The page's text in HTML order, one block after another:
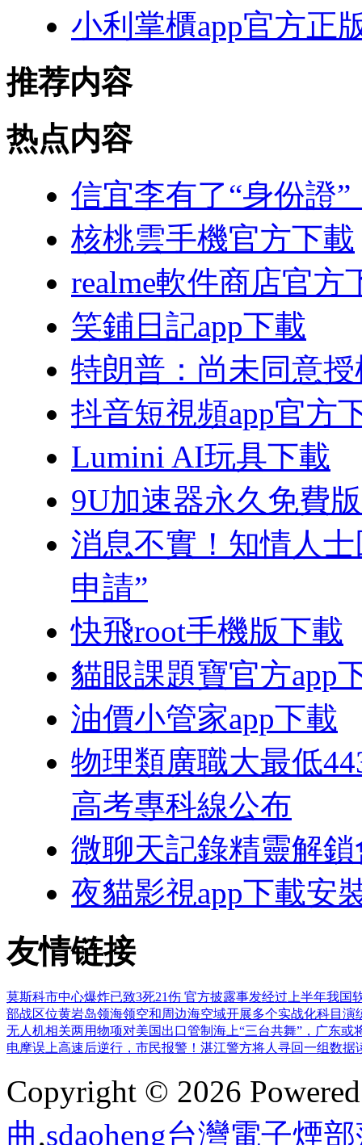
小利掌櫃app官方正
推荐内容
热点内容
信宜李有了“身份證”
核桃雲手機官方下載
realme軟件商店官方
笑鋪日記app下載
特朗普：尚未同意
抖音短視頻app官方
Lumini AI玩具下載
9U加速器永久免費
消息不實！知情人
申請”
快飛root手機版下載
貓眼課題寶官方app
油價小管家app下載
物理類廣職大最低
高考專科線公布
微聊天記錄精靈解
夜貓影視app下載安
友情链接
莫斯科市中心爆炸已致3死21伤 官方披露事发经过 上半年我国
部战区位黄岩岛领海领空和周边海空域开展多个实战化科目演
无人机相关两用物项对美国出口管制 海上“三台共舞”，广东或
电摩误上高速后逆行，市民报警！湛江警方将人寻回一组数据
Copyright © 2026
曲,sdaoheng台灣電子煙